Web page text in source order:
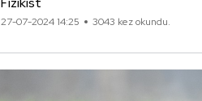
27-07-2024 14:25 3043 kez okundu.